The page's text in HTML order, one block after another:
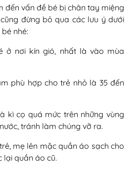
đến vấn đề bé bị chân tay miệng
đừng bỏ qua các lưu ý dưới
nhé:
ở nơi kín gió, nhất là vào mùa
phù hợp cho trẻ nhỏ là 35 đến
kì cọ quá mức trên những vùng
tránh làm chúng vỡ ra.
mẹ lên mặc quần áo sạch cho
lại quần áo cũ.